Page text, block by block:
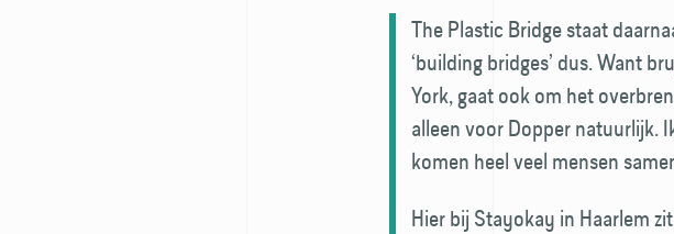
The Plastic Bridge staat
‘building bridges’ dus. Want
York, gaat ook om het
alleen voor Dopper natuurlijk.
komen heel veel mensen
Hier bij Stayokay in Haarlem